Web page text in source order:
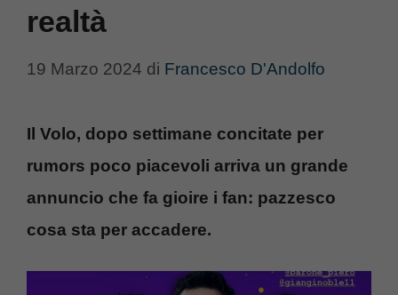
realtà
19 Marzo 2024 di Francesco D'Andolfo
Il Volo, dopo settimane concitate per
rumors poco piacevoli arriva un grande
annuncio che fa gioire i fan: pazzesco
cosa sta per accadere.